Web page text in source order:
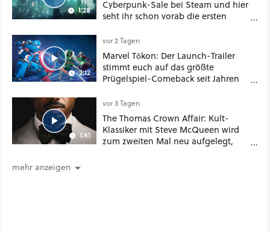
1:28
Cyberpunk-Sale bei Steam und hier
seht ihr schon vorab die ersten
2:12
vor 2 Tagen
Marvel Tōkon: Der Launch-Trailer
stimmt euch auf das größte
Prügelspiel-Comeback seit Jahren
1:41
vor 3 Tagen
The Thomas Crown Affair: Kult-
Klassiker mit Steve McQueen wird
zum zweiten Mal neu aufgelegt,
mehr anzeigen